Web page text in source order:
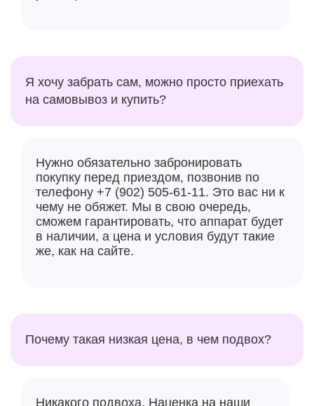
Я хочу забрать сам, можно просто приехать
на самовывоз и купить?
Нужно обязательно забронировать
покупку перед приездом, позвонив по
телефону +7 (902) 505-61-11. Это вас ни к
чему не обяжет. Мы в свою очередь,
сможем гарантировать, что аппарат будет
в наличии, а цена и условия будут такие
же, как на сайте.
Почему такая низкая цена, в чем подвох?
Никакого подвоха. Наценка на наши